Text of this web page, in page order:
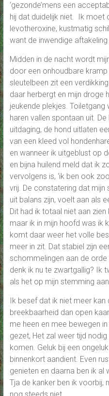
‘gezonde’mens een
hij dat duidelijk niet. Ik moet
levotheroxine, kustmatig
want de inwendige
Midden in de nacht wordt
door een onhoudbare kramp
sleutelbeen zit een
daar herbergt en mijn droge
jeukende plekjes.
haren vallen spontaan uit.
uitdaging, de hond uitlaten
van een kleed vol
en wanneer ik uitgeblust op
en bijna huilend meld dat ik
vervolgens is, ‘ik ben ook
vrij. De constatering dat
uit balans zijn, voelt aan als
Dit had ik totaal niet aan
maar ik in mijn hoofd was ik
komt daar weer het volle
meer in zit. Dat stabiel zijn
schommelingen aan de orde
denk ik nu te zwartgallig? Ik
als het op mijn stemming
Ik besef dat ik niet meer kan
breekbaarheid dan open
me heen en mee bewegen
gezet, Het zal weer tijd
komen. Geluk bij een
binnenkort aandient. Even
genieten en daarna ben ik al
Tja de kanker ben ik voorbij,